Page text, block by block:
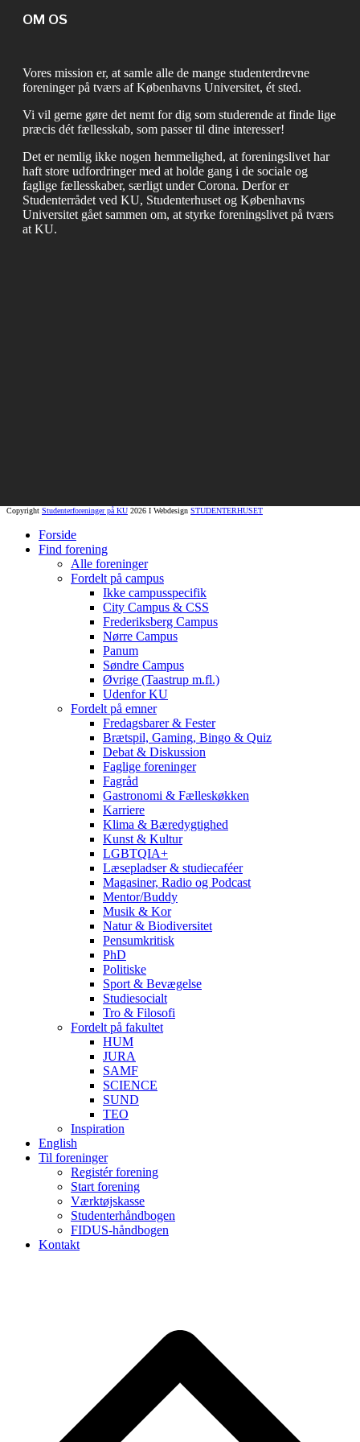
OM OS
Vores mission er, at samle alle de mange studenterdrevne
foreninger på tværs af Københavns Universitet, ét sted.
Vi vil gerne gøre det nemt for dig som studerende at finde lige
præcis dét fællesskab, som passer til dine interesser!
Det er nemlig ikke nogen hemmelighed, at foreningslivet har
haft store udfordringer med at holde gang i de sociale og
faglige fællesskaber, særligt under Corona. Derfor er
Studenterrådet ved KU, Studenterhuset og Københavns
Universitet gået sammen om, at styrke foreningslivet på tværs
at KU.
Copyright Studenterforeninger på KU 2026 I Webdesign STUDENTERHUSET
Forside
Find forening
Alle foreninger
Fordelt på campus
Ikke campusspecifik
City Campus & CSS
Frederiksberg Campus
Nørre Campus
Panum
Søndre Campus
Øvrige (Taastrup m.fl.)
Udenfor KU
Fordelt på emner
Fredagsbarer & Fester
Brætspil, Gaming, Bingo & Quiz
Debat & Diskussion
Faglige foreninger
Fagråd
Gastronomi & Fælleskøkken
Karriere
Klima & Bæredygtighed
Kunst & Kultur
LGBTQIA+
Læsepladser & studiecaféer
Magasiner, Radio og Podcast
Mentor/Buddy
Musik & Kor
Natur & Biodiversitet
Pensumkritisk
PhD
Politiske
Sport & Bevægelse
Studiesocialt
Tro & Filosofi
Fordelt på fakultet
HUM
JURA
SAMF
SCIENCE
SUND
TEO
Inspiration
English
Til foreninger
Registér forening
Start forening
Værktøjskasse
Studenterhåndbogen
FIDUS-håndbogen
Kontakt